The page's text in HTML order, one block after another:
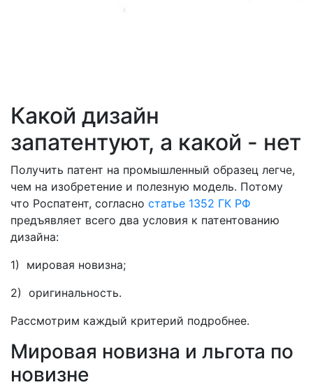
Какой дизайн
запатентуют, а какой - нет
Получить патент на промышленный образец легче,
чем на изобретение и полезную модель. Потому
что Роспатент, согласно статье 1352 ГК РФ
предъявляет всего два условия к патентованию
дизайна:
1) мировая новизна;
2) оригинальность.
Рассмотрим каждый критерий подробнее.
Мировая новизна и льгота по
новизне